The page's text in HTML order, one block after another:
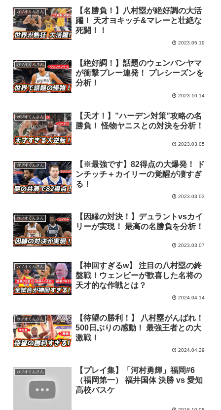
カツオくんさん
【名勝負！】八村塁が絶好調の大活
躍！ 天才ヨキッチ&マレーと壮絶な
死闘！！
2023.05.19
カツオくんさん
【絶好調！】話題のウェンバンヤマ
が衝撃プレー連発！ プレシーズンを
分析！
2023.10.14
カツオくんさん
【天才！】”ハーデン対策”攻略の名
勝負！ 怪物ヤニスとの対決を分析！
2023.03.05
カツオくんさん
【※最強です】82得点の大爆発！ ド
ンチッチ＋カイリーの覚醒が凄すぎ
る！
2023.03.03
カツオくんさん
【因縁の対決！】デュラントvsカイ
リーが実現！ 最高の名勝負を分析！
2023.03.07
カツオくんさん
【神回すぎるw】 注目の八村塁の終
盤戦！ウェンビーが歓喜した名将の
天才的な作戦とは？
2024.04.14
カツオくんさん
【待望の勝利！】 八村塁がんばれ！
500日ぶりの感動！ 最強王者との大
激戦！
2024.04.29
カツオくんさん
【プレイ集】「河村勇輝」福岡#6
（福岡第一） 福井国体 決勝 vs 愛知
高校バスケ